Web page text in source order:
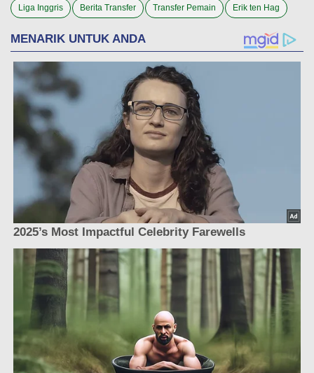
Liga Inggris Berita Transfer Transfer Pemain Erik ten Hag